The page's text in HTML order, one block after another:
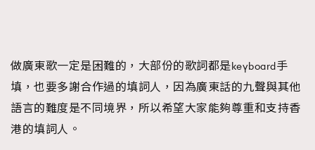
做廣東歌一定是困難的，大部份的歌詞都是keyboard手
填，也要多謝合作過的填詞人，因為廣東話的九聲與其他
語言的難度是不同境界，所以希望大家能夠尊重和支持香
港的填詞人。